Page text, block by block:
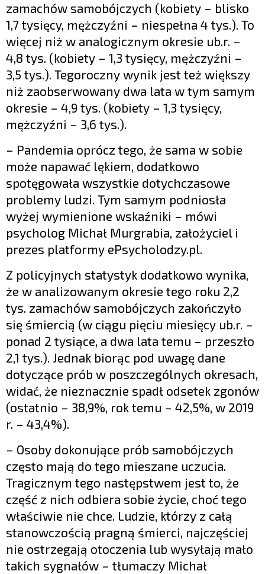
zamachów samobójczych (kobiety – blisko
1,7 tysięcy, mężczyźni – niespełna 4 tys.). To
więcej niż w analogicznym okresie ub.r. –
4,8 tys. (kobiety – 1,3 tysięcy, mężczyźni –
3,5 tys.). Tegoroczny wynik jest też większy
niż zaobserwowany dwa lata w tym samym
okresie – 4,9 tys. (kobiety – 1,3 tysięcy,
mężczyźni – 3,6 tys.).
– Pandemia oprócz tego, że sama w sobie
może napawać lękiem, dodatkowo
spotęgowała wszystkie dotychczasowe
problemy ludzi. Tym samym podniosła
wyżej wymienione wskaźniki – mówi
psycholog Michał Murgrabia, założyciel i
prezes platformy ePsycholodzy.pl.
Z policyjnych statystyk dodatkowo wynika,
że w analizowanym okresie tego roku 2,2
tys. zamachów samobójczych zakończyło
się śmiercią (w ciągu pięciu miesięcy ub.r. –
ponad 2 tysiące, a dwa lata temu – przeszło
2,1 tys.). Jednak biorąc pod uwagę dane
dotyczące prób w poszczególnych okresach,
widać, że nieznacznie spadł odsetek zgonów
(ostatnio – 38,9%, rok temu – 42,5%, w 2019
r. – 43,4%).
– Osoby dokonujące prób samobójczych
często mają do tego mieszane uczucia.
Tragicznym tego następstwem jest to, że
część z nich odbiera sobie życie, choć tego
właściwie nie chce. Ludzie, którzy z całą
stanowczością pragną śmierci, najczęściej
nie ostrzegają otoczenia lub wysyłają mało
takich sygnałów – tłumaczy Michał